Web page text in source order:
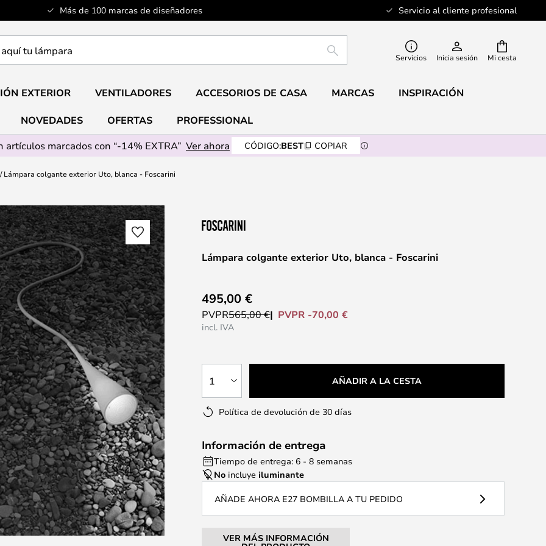
Más de 100 marcas de diseñadores Servicio al cliente profesional
Mi cesta
BUSCAR Servicios Inicia sesión
EXTERIOR VENTILADORES ACCESORIOS DE CASA MARCAS INSPIRACIÓN
NOVEDADES OFERTAS
PROFESSIONAL
artículos marcados con “-14% EXTRA” Ver ahora CÓDIGO:BEST COPIAR
Lámpara colgante exterior Uto, blanca - Foscarini
Lámpara colgante exterior Uto, blanca - Foscarini
495,00 €
PVPR565,00 € PVPR -70,00 €
incl. IVA
1 AÑADIR A LA CESTA
Política de devolución de 30 días
Información de entrega
Tiempo de entrega: 6 - 8 semanas
No incluyeiluminante
AÑADE AHORA E27 BOMBILLA A TU PEDIDO
VER MÁS INFORMACIÓN